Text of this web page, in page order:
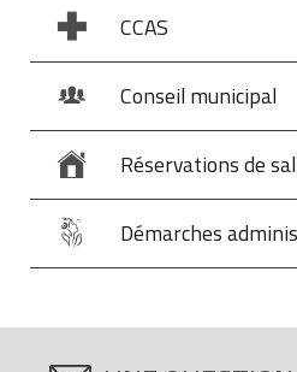
CCAS
Conseil municipal
Réservations de
Démarches